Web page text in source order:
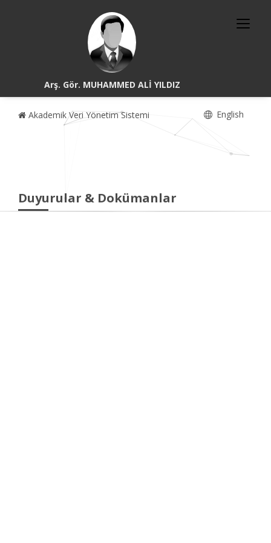
Arş. Gör. MUHAMMED ALİ YILDIZ
Akademik Veri Yönetim Sistemi English
Duyurular & Dokümanlar